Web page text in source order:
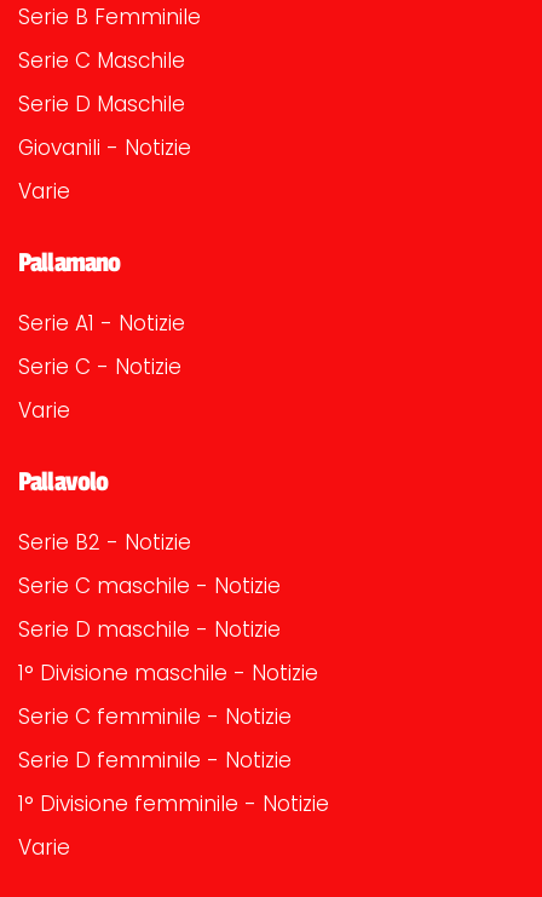
Serie B Femminile
Serie C Maschile
Serie D Maschile
Giovanili - Notizie
Varie
Pallamano
Serie A1 - Notizie
Serie C - Notizie
Varie
Pallavolo
Serie B2 - Notizie
Serie C maschile - Notizie
Serie D maschile - Notizie
1° Divisione maschile - Notizie
Serie C femminile - Notizie
Serie D femminile - Notizie
1° Divisione femminile - Notizie
Varie